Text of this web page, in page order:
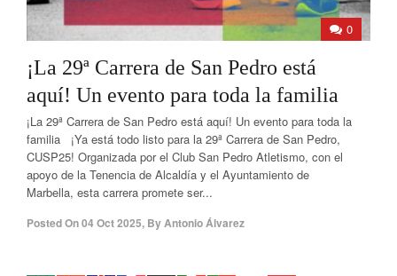
0
¡La 29ª Carrera de San Pedro está
aquí! Un evento para toda la familia
¡La 29ª Carrera de San Pedro está aquí! Un evento para toda la
familia ¡Ya está todo listo para la 29ª Carrera de San Pedro,
CUSP25! Organizada por el Club San Pedro Atletismo, con el
apoyo de la Tenencia de Alcaldía y el Ayuntamiento de
Marbella, esta carrera promete ser...
Posted On04 Oct 2025, ByAntonio Álvarez